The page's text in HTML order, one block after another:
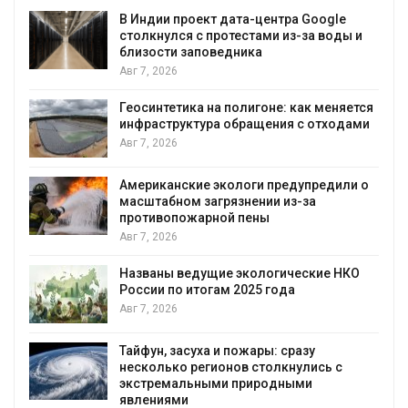
В Индии проект дата-центра Google
столкнулся с протестами из-за воды и
близости заповедника
Авг 7, 2026
Геосинтетика на полигоне: как меняется
инфраструктура обращения с отходами
Авг 7, 2026
Американские экологи предупредили о
масштабном загрязнении из-за
противопожарной пены
Авг 7, 2026
Названы ведущие экологические НКО
России по итогам 2025 года
Авг 7, 2026
Тайфун, засуха и пожары: сразу
несколько регионов столкнулись с
экстремальными природными
явлениями